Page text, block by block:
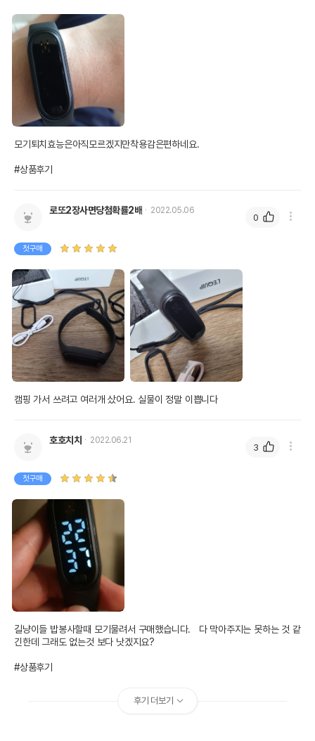
모기퇴치효능은아직모르겠지만착용감은편하네요.
#상품후기
로또2장사면당첨확률2배 2022.05.06
첫구매
캠핑 가서 쓰려고 여러개 샀어요. 실물이 정말 이쁩니다
0
호호치치 2022.06.21
첫구매
길냥이들 밥봉사할때 모기물려서 구매했습니다.   다 막아주지는 못하는 것 같
긴한데 그래도 없는것 보다 낫겠지요?
#상품후기
3
후기 더보기